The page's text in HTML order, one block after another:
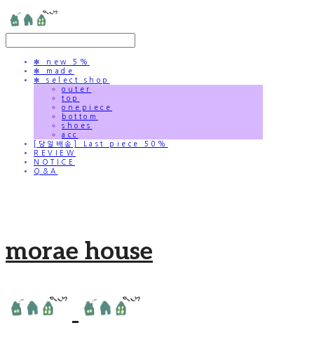
✻ new 5%
✻ made
✻ select shop
outer
top
onepiece
bottom
shoes
acc
[당일배송] Last piece 50%
REVIEW
NOTICE
Q&A
morae house